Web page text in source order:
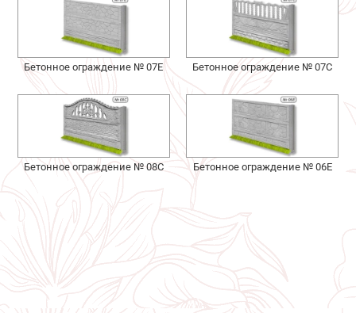
Бетонное ограждение № 07Е Бетонное ограждение № 07С
Бетонное ограждение № 08С Бетонное ограждение № 06Е